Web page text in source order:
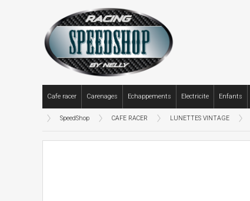
Cafe racer Carenages Echappements Electricite Enfants
SpeedShop CAFE RACER LUNETTES VINTAGE